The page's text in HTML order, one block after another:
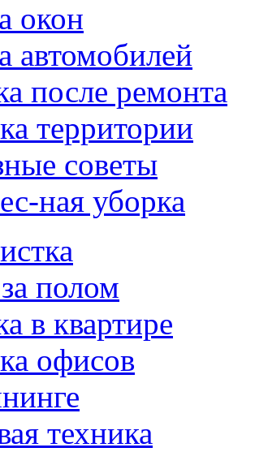
окон
автомобилей
после ремонта
территории
советы
ная уборка
полом
в квартире
офисов
техника